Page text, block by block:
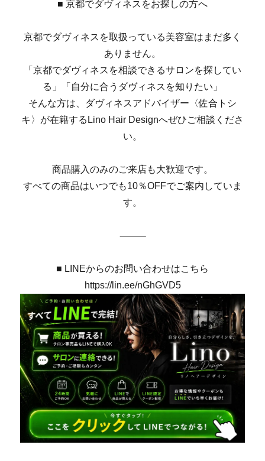
■ 京都でダヴィネスをお探しの方へ
京都でダヴィネスを取扱っている美容室はまだ多く
ありません。
「京都でダヴィネスを相談できるサロンを探してい
る」「自分に合うダヴィネスを知りたい」
そんな方は、ダヴィネスアドバイザー〈佐合トシ
キ〉が在籍するLino Hair Designへぜひご相談くださ
い。
商品購入のみのご来店も大歓迎です。
すべての商品はいつでも10％OFFでご案内していま
す。
⸻
■ LINEからのお問い合わせはこちら
https://lin.ee/nGhGVD5